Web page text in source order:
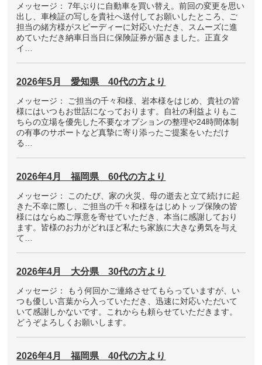
メッセージ： 7年ぶりに自動車を買い替え。前回の変更を思い
出し、車検証の写しを貴社へ送付してお願いしたところ、ご
担当の緒方様がスピーディーに対応いただき、スムーズに進
めていただき納車日当日に保険証券が届きました。正直タ
イ…
2026年5月 愛知県 40代の方より
メッセージ： ご担当の千々和様、岩本様をはじめ、貴社の皆
様にはいつもお世話になっております。自社の利益よりもこ
ちらの立場を優先した不要なオプションの整理や24時間体制
の有事のサポートなど真摯に寄り添ったご提案をいただけ
る…
2026年4月 福岡県 60代の方より
メッセージ： このたび、家の火災、母の逝去と立て続けに起
きた不幸に際し、ご担当の千々和様をはじめトップ保険の皆
様にはならぬご厚意を寄せていただき、本当に感謝しており
ます。皆様のお力がどれほど私たち家族に大きな勇気を与え
て…
2026年4月 大分県 30代の方より
メッセージ： もう何回かご連絡させてもらっていますが、い
つも優しい言葉から入っていただき、迅速に対応いただいて
いて感謝しかないです。これからも頼らせていただきます。
どうぞよろしくお願いします。
2026年4月 福岡県 40代の方より